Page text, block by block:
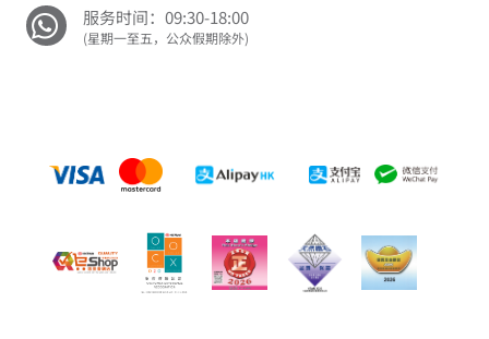
服务时间：09:30-18:00
(星期一至五，公众假期除外)